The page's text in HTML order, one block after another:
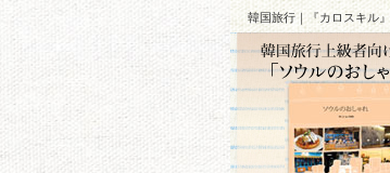
韓国旅行｜『カロスキル